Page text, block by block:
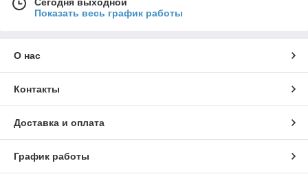
Сегодня выходной
Показать весь график работы
О нас
Контакты
Доставка и оплата
График работы